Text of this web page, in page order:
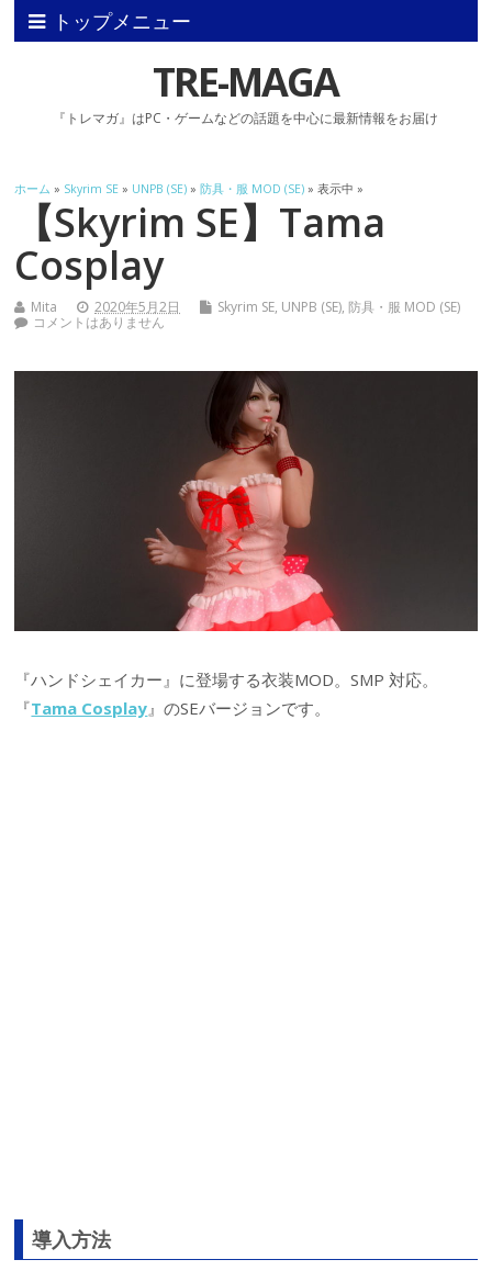
トップメニュー
TRE-MAGA
『トレマガ』はPC・ゲームなどの話題を中心に最新情報をお届け
ホーム » Skyrim SE » UNPB (SE) »防具・服 MOD (SE) » 表示中 »
【Skyrim SE】Tama
Cosplay
Mita 2020年5月2日 Skyrim SE, UNPB (SE),防具・服 MOD (SE)
コメントはありません
『ハンドシェイカー』に登場する衣装MOD。SMP 対応。
『Tama Cosplay 』のSEバージョンです。
導入方法